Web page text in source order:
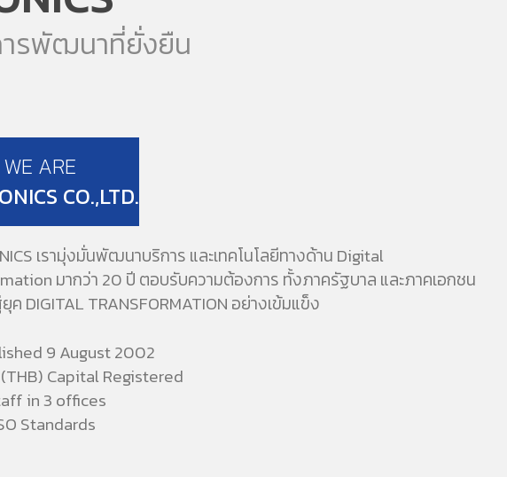
ารพัฒนาที่ยั่งยืน
WE ARE
CO.,LTD.
เรามุ่งมั่นพัฒนาบริการ และเทคโนโลยีทางด้าน Digital
มากว่า 20 ปี ตอบรับความต้องการ ทั้งภาครัฐบาล และภาคเอกชน
ค DIGITAL TRANSFORMATION อย่างเข้มแข็ง
9 August 2002
Capital Registered
in 3 offices
Standards